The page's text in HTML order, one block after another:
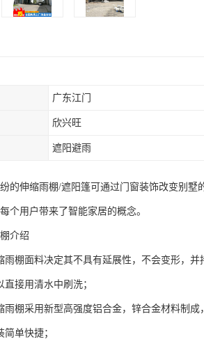
广东江门
欣兴旺
遮阳避雨
的伸缩雨棚/遮阳篷可通过门窗装饰改变别墅
个用户带来了智能家居的概念。
介绍
雨棚面料决定其不具有延展性，不会变形，并
直接用清水中刷洗；
雨棚采用新型高强度铝合金，锌合金材料制成
简单快捷；